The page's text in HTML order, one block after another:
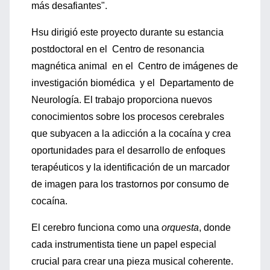
más desafiantes".
Hsu dirigió este proyecto durante su estancia
postdoctoral en el Centro de resonancia
magnética animal en el Centro de imágenes de
investigación biomédica y el Departamento de
Neurología. El trabajo proporciona nuevos
conocimientos sobre los procesos cerebrales
que subyacen a la adicción a la cocaína y crea
oportunidades para el desarrollo de enfoques
terapéuticos y la identificación de un marcador
de imagen para los trastornos por consumo de
cocaína.
El cerebro funciona como una orquesta, donde
cada instrumentista tiene un papel especial
crucial para crear una pieza musical coherente.